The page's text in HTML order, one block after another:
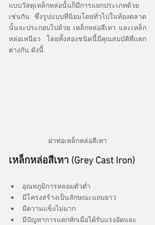
แบบวัสดุเหล็กหล่อนั้นก็มีการแยกประเภทด้วย
เช่นกัน ซึ่งรูปแบบที่นิยมโดยทั่วไปในท้องตลาด
นั้นจะประกอบไปด้วย เหล็กหล่อสีเทา และเหล็ก
หล่อเหนียว โดยทั้งสองชนิดนี้มีคุณสมบัติที่แตก
ต่างกัน ดังนี้
ฝาท่อเหล็กหล่อสีเทา
เหล็กหล่อสีเทา (Grey Cast Iron)
อุณหภูมิการหลอมตัวต่ำ
มีโครงสร้างเป็นลักษณะแถบยาว
มีความแข็งไม่มาก
มีปัญหาการแตกหักเมื่อได้รับแรงอัดและ